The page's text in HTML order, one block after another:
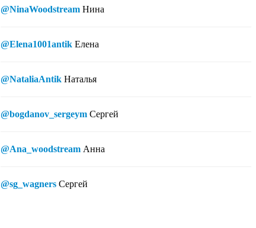
@NinaWoodstream Нина
@Elena1001antik Елена
@NataliaAntik Наталья
@bogdanov_sergeym Сергей
@Ana_woodstream Анна
@sg_wagners Сергей